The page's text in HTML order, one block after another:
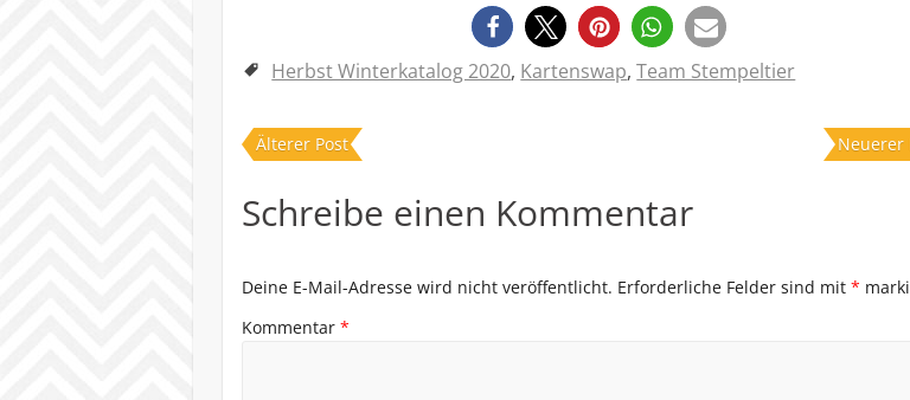
0
Herbst Winterkatalog 2020, Kartenswap,Team Stempeltier
Älterer Post Neuerer
Schreibe einen Kommentar
Deine E-Mail-Adresse wird nicht veröffentlicht. Erforderliche Felder sind mit*
Kommentar*